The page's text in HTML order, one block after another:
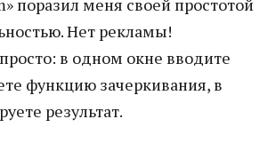
поразил меня своей простотой
Нет рекламы!
в одном окне вводите
функцию зачеркивания, в
результат.